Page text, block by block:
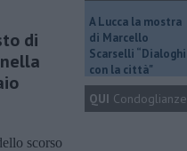
di
scorso
A Lucca la mostra
di Marcello
Scarselli “Dialoghi
con la città"
QUI Condoglianze